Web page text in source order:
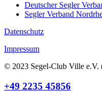
Deutscher Segler
Segler Verband
Datenschutz
Impressum
© 2023 Segel-Club Ville e.V.
+49 2235 45856